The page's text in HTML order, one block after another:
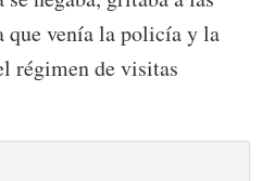
que venía la policía y la
régimen de visitas